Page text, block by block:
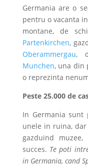
Germania are o
pentru o vacanta
montane, de
Partenkirchen,
Oberammergau,
Munchen, una din
o reprezinta
Peste 25.000 de
In Germania sunt
unele in ruina,
gazduind
succes. Te poti
in Germania, cand